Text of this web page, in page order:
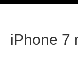
iPhone 7